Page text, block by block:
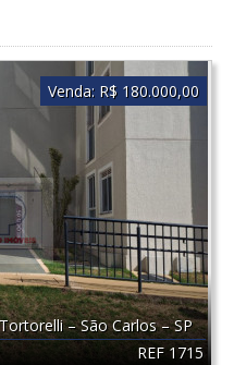
REF 1715
–São Carlos–SP
Venda: R$ 180.000,00